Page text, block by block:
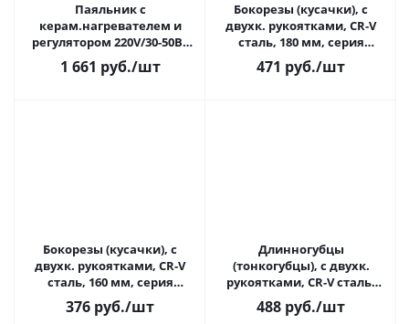
Паяльник с
керам.нагревателем и
регулятором 220V/30-50Вт
(ZD-708) REXANT
1 661 руб./шт
Бокорезы (кусачки), с
двухк. рукоятками, CR-V
сталь, 180 мм, серия
"Алмаз" TDM(1/6)
471 руб./шт
Бокорезы (кусачки), с
двухк. рукоятками, CR-V
сталь, 160 мм, серия
"Алмаз" TDM(1/6)
376 руб./шт
Длинногубцы
(тонкогубцы), с двухк.
рукоятками, CR-V сталь,
200 мм, серия "Алмаз"
TDM(1/6)
488 руб./шт